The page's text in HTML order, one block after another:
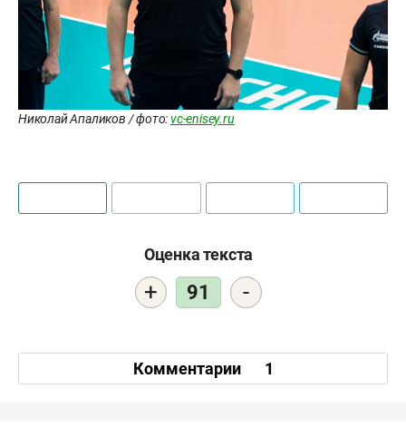
Николай Апаликов / фото:vc-enisey.ru
Оценка текста
+ 91 -
Комментарии 1